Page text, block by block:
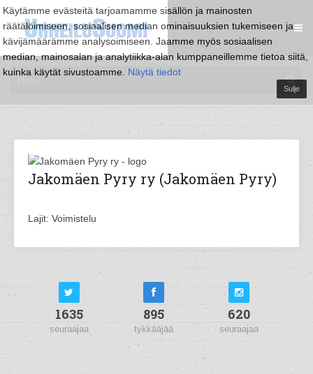
Käytämme evästeitä tarjoamamme sisällön ja mainosten
räätälöimiseen, sosiaalisen median ominaisuuksien tukemiseen ja
kävijämäärämme analysoimiseen. Jaamme myös sosiaalisen
median, mainosalan ja analytiikka-alan kumppaneillemme tietoa siitä,
kuinka käytät sivustoamme. Näytä tiedot
Sulje
Jakomäen Pyry ry (Jakomäen Pyry)
Lajit: Voimistelu
1635
seuraajaa
895
tykkääjää
620
seuraajaa